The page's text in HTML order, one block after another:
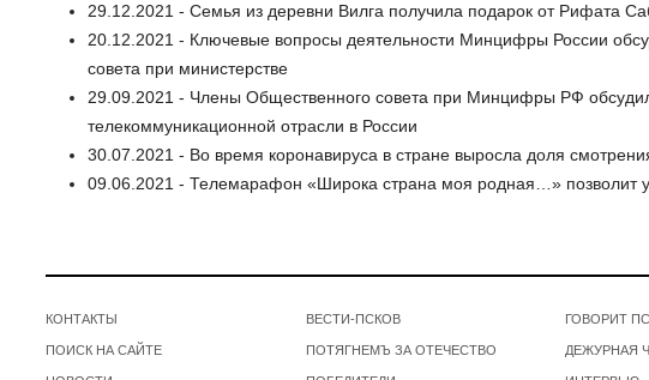
29.12.2021 - Семья из деревни Вилга получила подарок от Рифата
20.12.2021 - Ключевые вопросы деятельности Минцифры России
совета при министерстве
29.09.2021 - Члены Общественного совета при Минцифры РФ
телекоммуникационной отрасли в России
30.07.2021 - Во время коронавируса в стране выросла доля
09.06.2021 - Телемарафон «Широка страна моя родная…» позволит
КОНТАКТЫ
ПОИСК НА САЙТЕ
ВЕСТИ-ПСКОВ
ПОТЯГНЕМЪ ЗА ОТЕЧЕСТВО
ГОВОРИТ
ДЕЖУРНАЯ